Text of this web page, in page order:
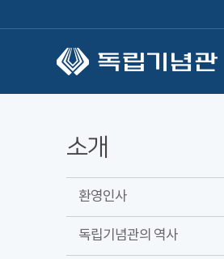
소개
환영인사
독립기념관의 역사